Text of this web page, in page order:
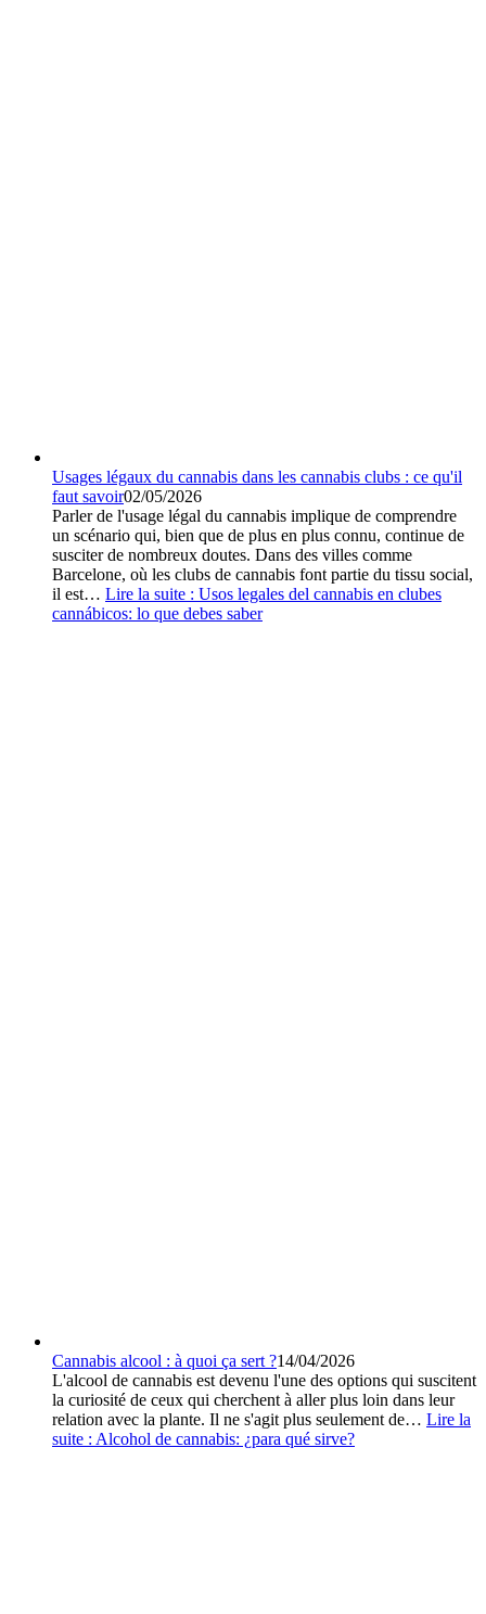
Usages légaux du cannabis dans les cannabis clubs : ce qu'il
faut savoir02/05/2026
Parler de l'usage légal du cannabis implique de comprendre
un scénario qui, bien que de plus en plus connu, continue de
susciter de nombreux doutes. Dans des villes comme
Barcelone, où les clubs de cannabis font partie du tissu social,
il est… Lire la suite : Usos legales del cannabis en clubes
cannábicos: lo que debes saber
Cannabis alcool : à quoi ça sert ?14/04/2026
L'alcool de cannabis est devenu l'une des options qui suscitent
la curiosité de ceux qui cherchent à aller plus loin dans leur
relation avec la plante. Il ne s'agit plus seulement de… Lire la
suite : Alcohol de cannabis: ¿para qué sirve?